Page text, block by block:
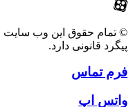
© تمام حقوق این وب سایت
پیگرد قانونی دارد.
فرم تماس
واتس اپ